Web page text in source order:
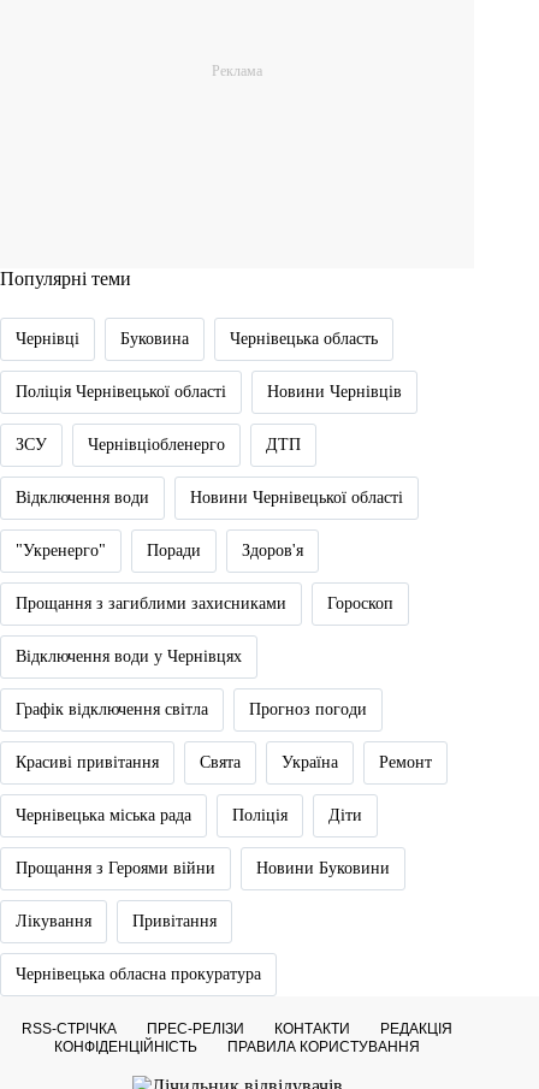
Популярні теми
Чернівці Буковина Чернівецька область
Поліція Чернівецької області Новини Чернівців
ЗСУ Чернівціобленерго ДТП
Відключення води Новини Чернівецької області
"Укренерго" Поради Здоров'я
Прощання з загиблими захисниками Гороскоп
Відключення води у Чернівцях
Графік відключення світла Прогноз погоди
Красиві привітання Свята Україна Ремонт
Чернівецька міська рада Поліція Діти
Прощання з Героями війни Новини Буковини
Лікування Привітання
Чернівецька обласна прокуратура
RSS-СТРІЧКА ПРЕС-РЕЛІЗИ КОНТАКТИ
РЕДАКЦІЯ
КОНФІДЕНЦІЙНІСТЬ
ПРАВИЛА КОРИСТУВАННЯ